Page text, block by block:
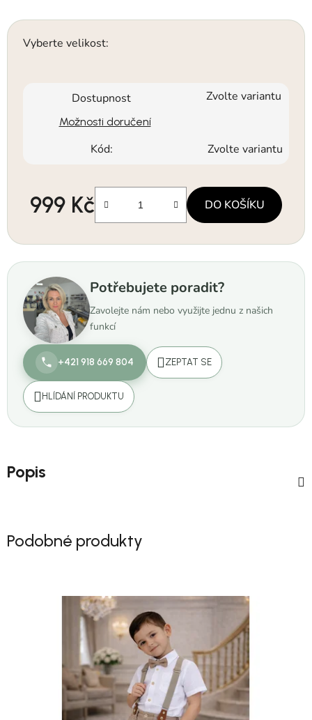
Vyberte velikost:
Dostupnost Zvolte variantu
Možnosti doručení
Kód: Zvolte variantu
999 Kč DO KOŠÍKU
Potřebujete poradit?
Zavolejte nám nebo využijte jednu z našich
funkcí
+421 918 669 804 ZEPTAT SE
HLÍDÁNÍ PRODUKTU
Popis
Podobné produkty